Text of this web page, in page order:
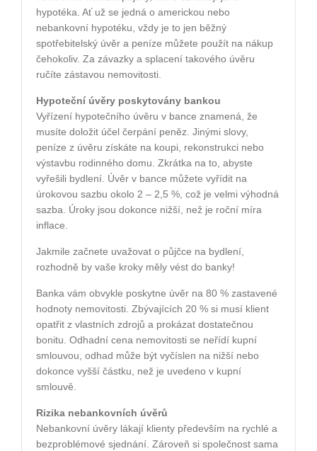
hypotéka. Ať už se jedná o americkou nebo
nebankovní hypotéku, vždy je to jen běžný
spotřebitelský úvěr a peníze můžete použít na nákup
čehokoliv. Za závazky a splacení takového úvěru
ručíte zástavou nemovitosti.
Hypoteční úvěry poskytovány bankou
Vyřízení hypotečního úvěru v bance znamená, že
musíte doložit účel čerpání peněz. Jinými slovy,
peníze z úvěru získáte na koupi, rekonstrukci nebo
výstavbu rodinného domu. Zkrátka na to, abyste
vyřešili bydlení. Úvěr v bance můžete vyřídit na
úrokovou sazbu okolo 2 – 2,5 %, což je velmi výhodná
sazba. Úroky jsou dokonce nižší, než je roční míra
inflace.
Jakmile začnete uvažovat o půjčce na bydlení,
rozhodně by vaše kroky měly vést do banky!
Banka vám obvykle poskytne úvěr na 80 % zastavené
hodnoty nemovitosti. Zbývajících 20 % si musí klient
opatřit z vlastních zdrojů a prokázat dostatečnou
bonitu. Odhadní cena nemovitosti se neřídí kupní
smlouvou, odhad může být vyčíslen na nižší nebo
dokonce vyšší částku, než je uvedeno v kupní
smlouvě.
Rizika nebankovních úvěrů
Nebankovní úvěry lákají klienty především na rychlé a
bezproblémové sjednání. Zároveň si společnost sama